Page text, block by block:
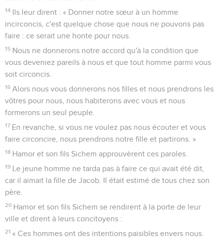
14 Ils leur dirent : « Donner notre sœur à un homme
incirconcis, c'est quelque chose que nous ne pouvons pas
faire : ce serait une honte pour nous.
15 Nous ne donnerons notre accord qu'à la condition que
vous deveniez pareils à nous et que tout homme parmi vous
soit circoncis.
16 Alors nous vous donnerons nos filles et nous prendrons les
vôtres pour nous, nous habiterons avec vous et nous
formerons un seul peuple.
17 En revanche, si vous ne voulez pas nous écouter et vous
faire circoncire, nous prendrons notre fille et partirons. »
18 Hamor et son fils Sichem approuvèrent ces paroles.
19 Le jeune homme ne tarda pas à faire ce qui avait été dit,
car il aimait la fille de Jacob. Il était estimé de tous chez son
père.
20 Hamor et son fils Sichem se rendirent à la porte de leur
ville et dirent à leurs concitoyens :
21 « Ces hommes ont des intentions paisibles envers nous.